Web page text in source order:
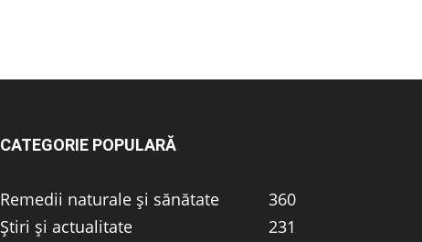
CATEGORIE POPULARĂ
Remedii naturale și sănătate
360
Știri și actualitate
231